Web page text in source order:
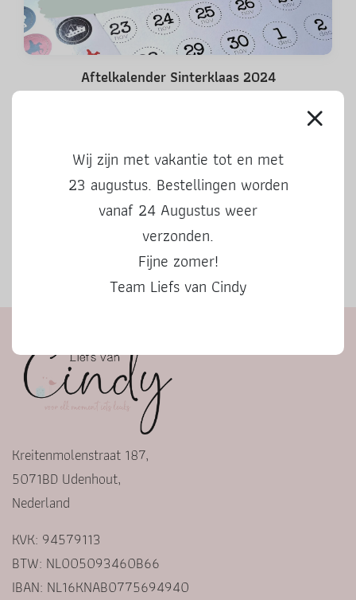
Aftelkalender Sinterklaas 2024
Herfstbingo
Wij zijn met vakantie tot en met
23 augustus. Bestellingen worden
vanaf 24 Augustus weer
verzonden.
Fijne zomer!
Team Liefs van Cindy
Kreitenmolenstraat 187,
5071BD Udenhout,
Nederland
KVK: 94579113
BTW: NL005093460B66
IBAN: NL16KNAB0775694940